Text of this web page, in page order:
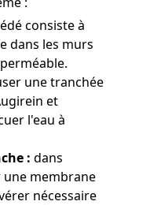
consiste à
dans les murs
une tranchée
et
l'eau à
: dans
membrane
nécessaire